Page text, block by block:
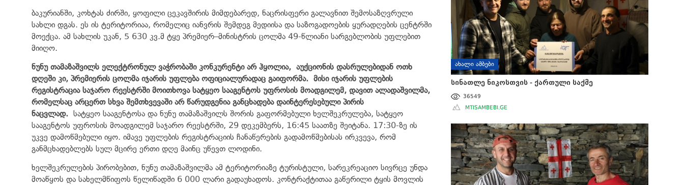
ბაკურიანში, კოხტას ძირში, ყოფილი ცეკავშირის მიმდებარედ, ნაცრისფერი გალავნით შემოსაზღვრული
სახლი დგას. ეს ის ტერიტორიაა, რომელიც იანვრის შემდეგ მედიისა და საზოგადოების ყურადღების ცენტრში
მოექცა. ამ სახლის უკან, 5 630 კვ.მ ტყე პრემიერ–მინისტრის ცოლმა 49-წლიანი სარგებლობის უფლებით
მიიღო.
ნუნუ თამაზაშვილს ელექტრონულ ვაჭრობაში კონკურენტი არ ჰყოლია, აუქციონის დასრულებიდან ოთხ
დღეში კი, პრემიერის ცოლმა იჯარის უფლება ოფიციალურადაც გაიფორმა. მისი იჯარის უფლების
რეგისტრაცია საჯარო რეესტრში მოითხოვა სატყეო სააგენტოს უფროსის მოადგილემ, დავით ალადაშვილმა,
რომელსაც არცერთ სხვა შემთხვევაში არ წარუდგენია განცხადება დაინტერესებული პირის
ნაცვლად. სატყეო სააგენტოსა და ნუნუ თამაზაშვილს შორის გაფორმებული ხელშეკრულება, სატყეო
სააგენტოს უფროსის მოადგილემ საჯარო რეესტრში, 29 დეკემბერს, 16:45 საათზე შეიტანა. 17:30-ზე ის
უკვე დამოწმებული იყო. იმავე უფლების რეგისტრაციის ჩანაწერების გადამოწმებისას ირკვევა, რომ
განმცხადებლებს სულ მცირე ერთი დღე მაინც უწევთ ლოდინი.
ხელშეკრულების პირობებით, ნუნუ თამაზაშვილმა ამ ტერიტორიაზე ტურისტული, სარეკრეაციო სივრცე უნდა
მოაწყოს და სახელმწიფოს წელიწადში 6 000 ლარი გადაუხადოს. კონტრაქტითაა გაწერილი ტყის მოვლის
ᲐᲮᲐᲚᲘ ᲐᲛᲑᲔᲑᲘ
სინათლე ნიკოსთვის - ქართული საქმე
36549
MTISAMBEBI.GE